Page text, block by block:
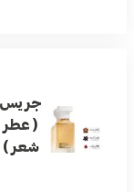
جريس
( عطر
شعر )